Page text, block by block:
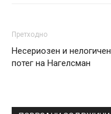
Претходно
Несериозен и нелогичен
потег на Нагелсман